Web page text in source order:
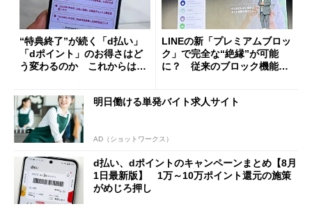
“特典終了”が続く「d払い」
「dポイント」のお得さはど
う変わるのか これからは
LINEの新「プレミアムブロッ
ク」で完全な“絶縁”が可能
に？ 従来のブロック機能と
明日働ける単発バイト求人サイト
AD（ショットワークス）
d払い、dポイントのキャンペーンまとめ【8月
1日最新版】 1万～10万ポイント還元の施策
がめじろ押し